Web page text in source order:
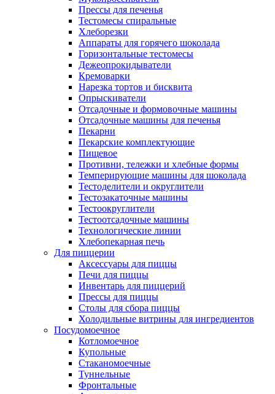
Прессы для печенья
Тестомесы спиральные
Хлеборезки
Аппараты для горячего шоколада
Горизонтальные тестомесы
Дежеопрокидыватели
Кремоварки
Нарезка тортов и бисквита
Опрыскиватели
Отсадочные и формовочные машины
Отсадочные машины для печенья
Пекарни
Пекарские комплектующие
Пищевое
Противни, тележки и хлебные формы
Темперирующие машины для шоколада
Тестоделители и округлители
Тестозакаточные машины
Тестоокруглители
Тестоотсадочные машины
Технологические линии
Хлебопекарная печь
Для пиццерии
Аксессуары для пиццы
Печи для пиццы
Инвентарь для пиццерий
Прессы для пиццы
Столы для сбора пиццы
Холодильные витрины для ингредиентов
Посудомоечное
Котломоечное
Купольные
Стаканомоечные
Туннельные
Фронтальные